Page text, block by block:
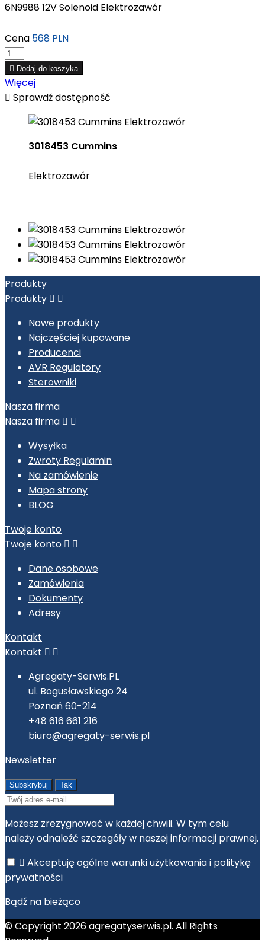
6N9988 12V Solenoid Elektrozawór
Cena 568 PLN
 Dodaj do koszyka
Więcej
 Sprawdź dostępność
3018453 Cummins
Elektrozawór
Produkty
Produkty  
Nowe produkty
Najczęściej kupowane
Producenci
AVR Regulatory
Sterowniki
Nasza firma
Nasza firma  
Wysyłka
Zwroty Regulamin
Na zamówienie
Mapa strony
BLOG
Twoje konto
Twoje konto  
Dane osobowe
Zamówienia
Dokumenty
Adresy
Kontakt
Kontakt  
Agregaty-Serwis.PL
ul. Bogusławskiego 24
Poznań 60-214
+48 616 661 216
biuro@agregaty-serwis.pl
Newsletter
Możesz zrezygnować w każdej chwili. W tym celu
należy odnaleźć szczegóły w naszej informacji prawnej.
 Akceptuję ogólne warunki użytkowania i politykę
prywatności
Bądź na bieżąco
© Copyright 2026 agregatyserwis.pl. All Rights